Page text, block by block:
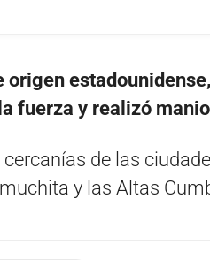
origen
fuerza y realizó
de las
y las Altas